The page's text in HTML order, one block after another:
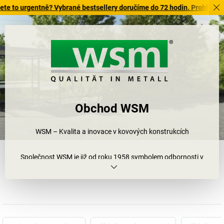
Vybrané bestsellery doručíme do 72 hodin. Prohlédněte si
Obchod WSM
WSM – Kvalita a inovace v kovových konstrukcích
Společnost WSM je již od roku 1958 symbolem odbornosti v
oblasti kovových konstrukcí. Náš sortiment zahrnuje mobilní
prostorové systémy, přístřešky, parkovací systémy pro jízdní kola,